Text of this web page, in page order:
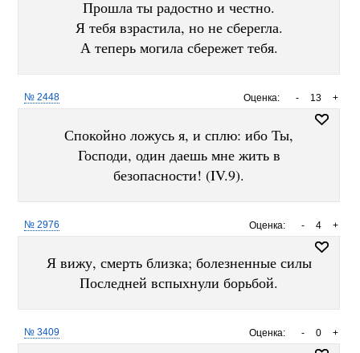
Прошла ты радостно и честно.
Я тебя взрастила, но не сберегла.
А теперь могила сбережет тебя.
Оценка: +
13
-
№ 2448
Спокойно ложусь я, и сплю: ибо Ты,
Господи, один даешь мне жить в
безопасности! (IV.9).
Оценка: +
4
-
№ 2976
Я вижу, смерть близка; болезненные силы
Последней вспыхнули борьбой.
Оценка: +
0
-
№ 3409